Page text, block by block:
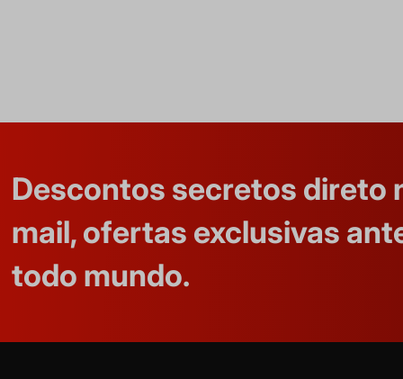
Descontos secretos direto
mail, ofertas exclusivas
todo mundo.